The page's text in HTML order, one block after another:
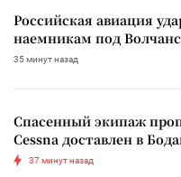
Российская авиация
наемникам под
35 минут назад
Спасенный экипаж
Cessna доставлен в
37 минут назад